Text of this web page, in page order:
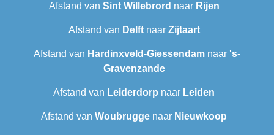
Afstand van Sint Willebrord naar Rijen
Afstand van Delftnaar Zijtaart
Afstand van Hardinxveld-Giessendam naar 's-
Gravenzande
Afstand van Leiderdorp naar Leiden
Afstand van Woubrugge naar Nieuwkoop